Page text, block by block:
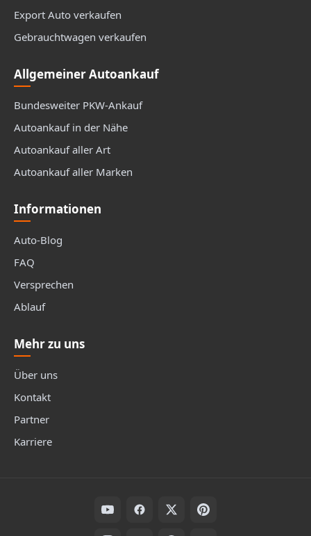
Export Auto verkaufen
Gebrauchtwagen verkaufen
Allgemeiner Autoankauf
Bundesweiter PKW-Ankauf
Autoankauf in der Nähe
Autoankauf aller Art
Autoankauf aller Marken
Informationen
Auto-Blog
FAQ
Versprechen
Ablauf
Mehr zu uns
Über uns
Kontakt
Partner
Karriere
Folge uns auf Social Media